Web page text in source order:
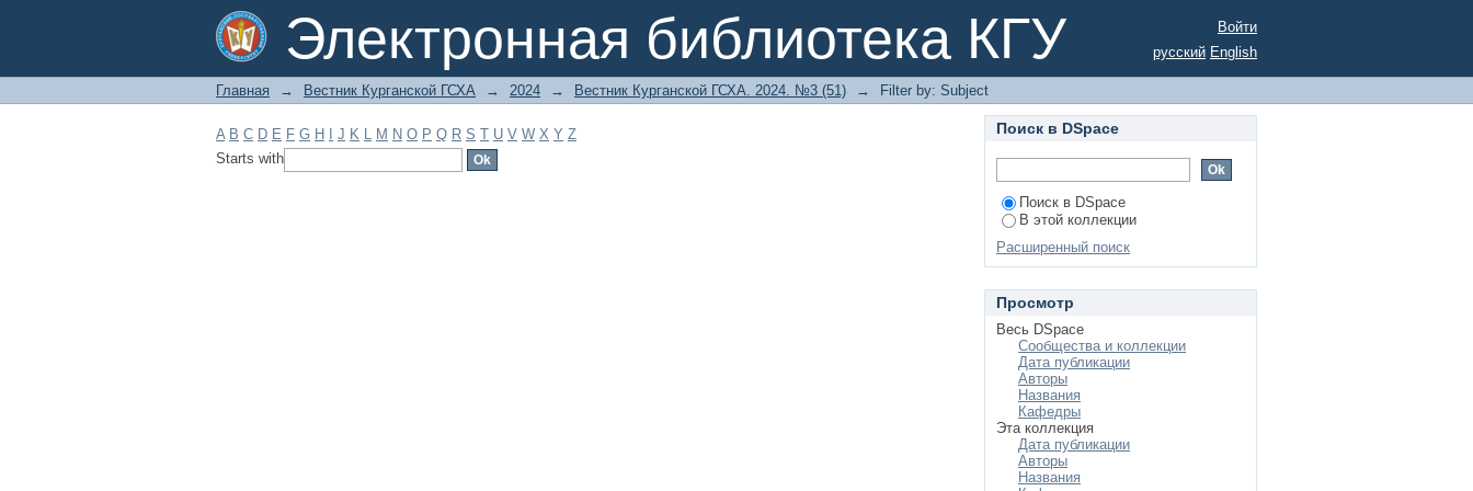
Электронная библиотека КГУ
Filter by: Subject
Войти
русский English
Главная → Вестник Курганской ГСХА → 2024 → Вестник Курганской ГСХА. 2024. №3 (51) → Filter by: Subject
A B C D E F G H J K L M N O P Q R S T U V W X Y Z
Starts with
Поиск в DSpace
Поиск в DSpace
В этой коллекции
Расширенный поиск
Просмотр
Весь DSpace
Сообщества и коллекции
Дата публикации
Авторы
Названия
Кафедры
Эта коллекция
Дата публикации
Авторы
Названия